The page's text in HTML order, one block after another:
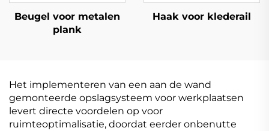
Beugel voor metalen
plank
Haak voor klederail
Het implementeren van een aan de wand
gemonteerde opslagsysteem voor werkplaatsen
levert directe voordelen op voor
ruimteoptimalisatie, doordat eerder onbenutte